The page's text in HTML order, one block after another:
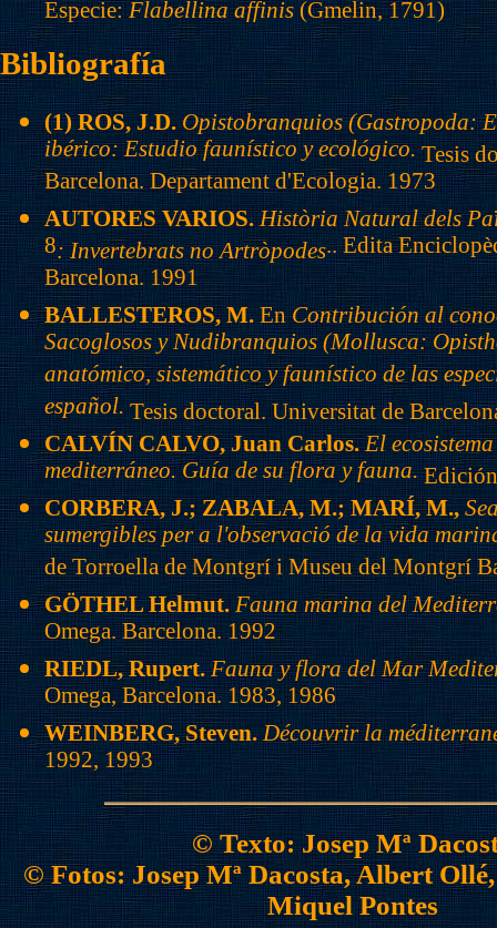
Especie:Flabellina affinis (Gmelin, 1791)
Bibliografía
(1) ROS, J.D.Opistobranquios (Gastropoda:
ibérico: Estudio faunístico y ecológico. Tesis
Barcelona. Departament d'Ecologia. 1973
AUTORES VARIOS. Història Natural dels
8: Invertebrats no Artròpodes.. Edita
Barcelona. 1991
BALLESTEROS, M.EnContribución al
Sacoglosos y Nudibranquios (Mollusca:
anatómico, sistemático y faunístico de las
español. Tesis doctoral. Universitat de
CALVÍN CALVO, Juan Carlos. El
mediterráneo. Guía de su flora y fauna.
CORBERA, J.; ZABALA, M.; MARÍ, M.,
sumergibles per a l'observació de la vida
de Torroella de Montgrí i Museu del Montgrí
GÖTHEL Helmut. Fauna marina del
Omega. Barcelona. 1992
RIEDL, Rupert. Fauna y flora del Mar
Omega, Barcelona. 1983, 1986
WEINBERG, Steven. Découvrir la
1992, 1993
© Texto: Josep Mª
© Fotos: Josep Mª Dacosta, Albert
Miquel Pontes